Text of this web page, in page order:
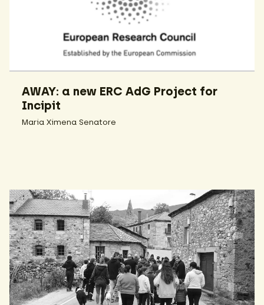
AWAY: a new ERC AdG Project for
Incipit
Maria Ximena Senatore